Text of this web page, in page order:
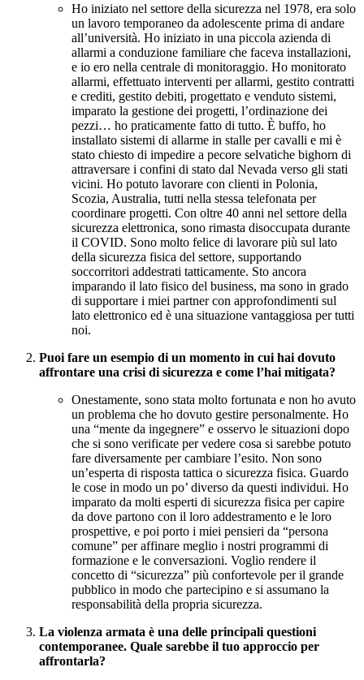
Ho iniziato nel settore della sicurezza nel 1978, era solo
un lavoro temporaneo da adolescente prima di andare
all’università. Ho iniziato in una piccola azienda di
allarmi a conduzione familiare che faceva installazioni,
e io ero nella centrale di monitoraggio. Ho monitorato
allarmi, effettuato interventi per allarmi, gestito contratti
e crediti, gestito debiti, progettato e venduto sistemi,
imparato la gestione dei progetti, l’ordinazione dei
pezzi… ho praticamente fatto di tutto. È buffo, ho
installato sistemi di allarme in stalle per cavalli e mi è
stato chiesto di impedire a pecore selvatiche bighorn di
attraversare i confini di stato dal Nevada verso gli stati
vicini. Ho potuto lavorare con clienti in Polonia,
Scozia, Australia, tutti nella stessa telefonata per
coordinare progetti. Con oltre 40 anni nel settore della
sicurezza elettronica, sono rimasta disoccupata durante
il COVID. Sono molto felice di lavorare più sul lato
della sicurezza fisica del settore, supportando
soccorritori addestrati tatticamente. Sto ancora
imparando il lato fisico del business, ma sono in grado
di supportare i miei partner con approfondimenti sul
lato elettronico ed è una situazione vantaggiosa per tutti
noi.
Puoi fare un esempio di un momento in cui hai dovuto
affrontare una crisi di sicurezza e come l’hai mitigata?
Onestamente, sono stata molto fortunata e non ho avuto
un problema che ho dovuto gestire personalmente. Ho
una “mente da ingegnere” e osservo le situazioni dopo
che si sono verificate per vedere cosa si sarebbe potuto
fare diversamente per cambiare l’esito. Non sono
un’esperta di risposta tattica o sicurezza fisica. Guardo
le cose in modo un po’ diverso da questi individui. Ho
imparato da molti esperti di sicurezza fisica per capire
da dove partono con il loro addestramento e le loro
prospettive, e poi porto i miei pensieri da “persona
comune” per affinare meglio i nostri programmi di
formazione e le conversazioni. Voglio rendere il
concetto di “sicurezza” più confortevole per il grande
pubblico in modo che partecipino e si assumano la
responsabilità della propria sicurezza.
La violenza armata è una delle principali questioni
contemporanee. Quale sarebbe il tuo approccio per
affrontarla?